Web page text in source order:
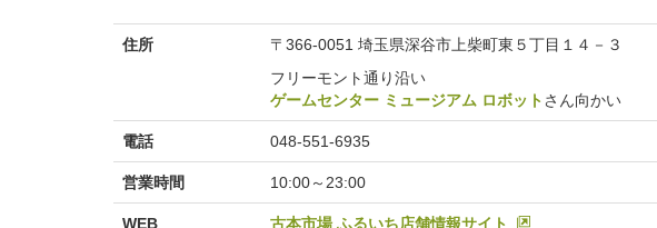
住所
〒366-0051 埼玉県深谷市上柴町東５丁目１４－３
フリーモント通り沿い
ゲームセンター ミュージアム ロボットさん向かい
電話 048-551-6935
営業時間 10:00～23:00
WEB 古本市場 ふるいち店舗情報サイト